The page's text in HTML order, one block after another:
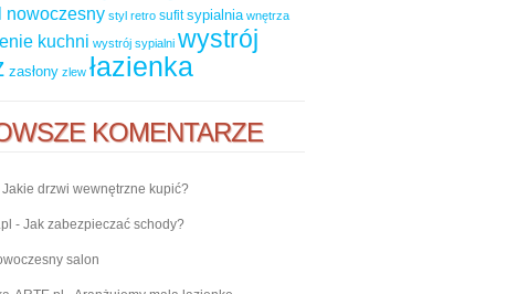
nowoczesny styl retro sufit sypialnia wnętrza
kuchni wystrój sypialni wystrój
zasłony zlew łazienka
KOMENTARZE
Jakie drzwi wewnętrzne kupić?
- Jak zabezpieczać schody?
salon